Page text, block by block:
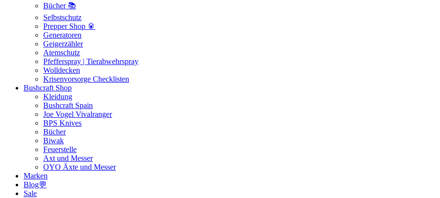
Bücher 📚
Selbstschutz
Prepper Shop 🥫
Generatoren
Geigerzähler
Atemschutz
Pfefferspray | Tierabwehrspray
Wolldecken
Krisenvorsorge Checklisten
Bushcraft Shop
Kleidung
Bushcraft Spain
Joe Vogel Vivalranger
BPS Knives
Bücher
Biwak
Feuerstelle
Axt und Messer
OYO Äxte und Messer
Marken
Blog💬
Sale